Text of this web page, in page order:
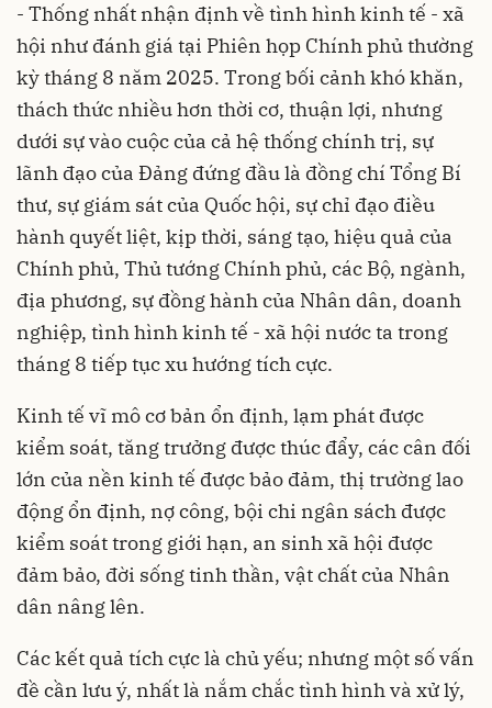
- Thống nhất nhận định về tình hình kinh tế - xã
hội như đánh giá tại Phiên họp Chính phủ thường
kỳ tháng 8 năm 2025. Trong bối cảnh khó khăn,
thách thức nhiều hơn thời cơ, thuận lợi, nhưng
dưới sự vào cuộc của cả hệ thống chính trị, sự
lãnh đạo của Đảng đứng đầu là đồng chí Tổng Bí
thư, sự giám sát của Quốc hội, sự chỉ đạo điều
hành quyết liệt, kịp thời, sáng tạo, hiệu quả của
Chính phủ, Thủ tướng Chính phủ, các Bộ, ngành,
địa phương, sự đồng hành của Nhân dân, doanh
nghiệp, tình hình kinh tế - xã hội nước ta trong
tháng 8 tiếp tục xu hướng tích cực.
Kinh tế vĩ mô cơ bản ổn định, lạm phát được
kiểm soát, tăng trưởng được thúc đẩy, các cân đối
lớn của nền kinh tế được bảo đảm, thị trường lao
động ổn định, nợ công, bội chi ngân sách được
kiểm soát trong giới hạn, an sinh xã hội được
đảm bảo, đời sống tinh thần, vật chất của Nhân
dân nâng lên.
Các kết quả tích cực là chủ yếu; nhưng một số vấn
đề cần lưu ý, nhất là nắm chắc tình hình và xử lý,